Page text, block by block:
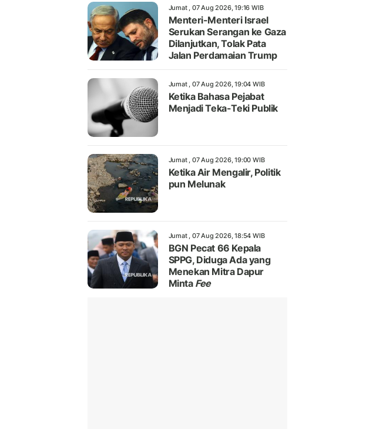
Jumat , 07 Aug 2026, 19:16 WIB
Menteri-Menteri Israel
Serukan Serangan ke Gaza
Dilanjutkan, Tolak Pata
Jalan Perdamaian Trump
Jumat , 07 Aug 2026, 19:04 WIB
Ketika Bahasa Pejabat
Menjadi Teka-Teki Publik
Jumat , 07 Aug 2026, 19:00 WIB
Ketika Air Mengalir, Politik
pun Melunak
Jumat , 07 Aug 2026, 18:54 WIB
BGN Pecat 66 Kepala
SPPG, Diduga Ada yang
Menekan Mitra Dapur
Minta Fee